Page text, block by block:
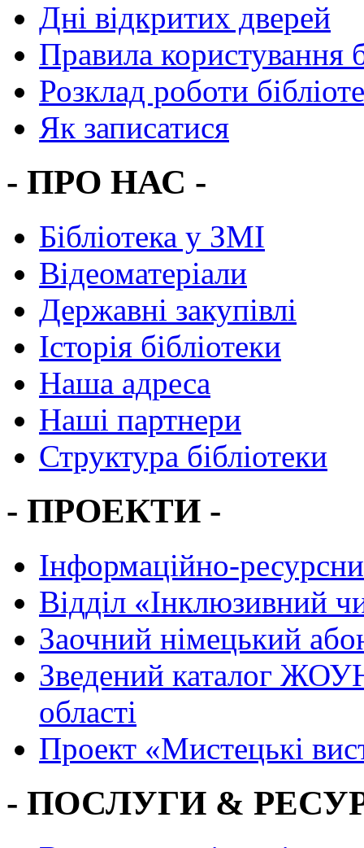
Дні відкритих дверей
Правила користування
Розклад роботи
Як записатися
- ПРО НАС -
Бібліотека у ЗМІ
Відеоматеріали
Державні закупівлі
Історія бібліотеки
Наша адреса
Наші партнери
Структура бібліотеки
- ПРОЕКТИ -
Інформаційно-
Вiддiл «Інклюзивний
Заочний німецький
Зведений каталог
області
Проект «Мистецькі
- ПОСЛУГИ &